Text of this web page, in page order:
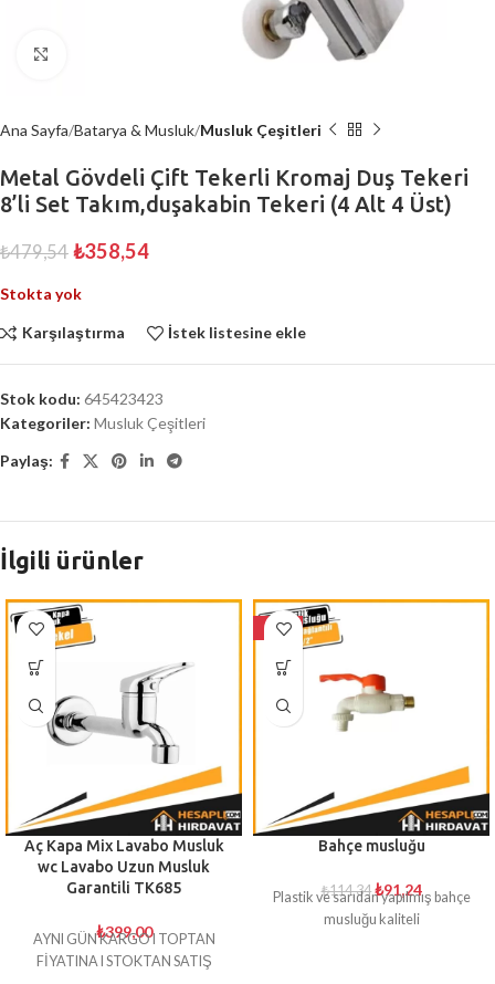
Ana Sayfa Batarya & Musluk Musluk Çeşitleri
Metal Gövdeli Çift Tekerli Kromaj Duş Tekeri
8’li Set Takım,duşakabin Tekeri (4 Alt 4 Üst)
₺479,54 ₺358,54
Stokta yok
Karşılaştırma İstek listesine ekle
Stok kodu: 645423423
Kategoriler: Musluk Çeşitleri
Paylaş:
İlgili ürünler
Aç Kapa Mix Lavabo Musluk
wc Lavabo Uzun Musluk
Garantili TK685
₺399,00
AYNI GÜN KARGO I TOPTAN
FİYATINA I STOKTAN SATIŞ
-20%
Bahçe musluğu
₺114,34 ₺91,24
Plastik ve sarıdan yapılmış bahçe
musluğu kaliteli